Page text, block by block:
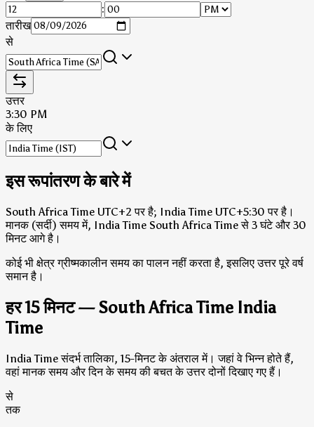
:
तारीख
से
उत्तर
3:30 PM
के लिए
इस रूपांतरण के बारे में
South Africa Time UTC+2 पर है; India Time UTC+5:30 पर है।
मानक (सर्दी) समय में, India Time South Africa Time से 3 घंटे और 30
मिनट आगे है।
कोई भी क्षेत्र ग्रीष्मकालीन समय का पालन नहीं करता है, इसलिए उत्तर पूरे वर्ष
समान है।
हर 15 मिनट — South Africa Time India
Time
India Time संदर्भ तालिका, 15-मिनट के अंतराल में। जहां वे भिन्न होते हैं,
वहां मानक समय और दिन के समय की बचत के उत्तर दोनों दिखाए गए हैं।
से
तक